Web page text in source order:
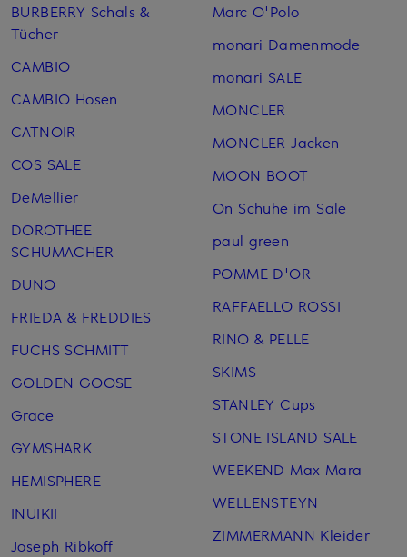
BURBERRY Schals &
Tücher
CAMBIO
CAMBIO Hosen
CATNOIR
COS SALE
DeMellier
DOROTHEE
SCHUMACHER
DUNO
FRIEDA & FREDDIES
FUCHS SCHMITT
GOLDEN GOOSE
Grace
GYMSHARK
HEMISPHERE
INUIKII
Joseph Ribkoff
Marc O'Polo
monari Damenmode
monari SALE
MONCLER
MONCLER Jacken
MOON BOOT
On Schuhe im Sale
paul green
POMME D'OR
RAFFAELLO ROSSI
RINO & PELLE
SKIMS
STANLEY Cups
STONE ISLAND SALE
WEEKEND Max Mara
WELLENSTEYN
ZIMMERMANN Kleider